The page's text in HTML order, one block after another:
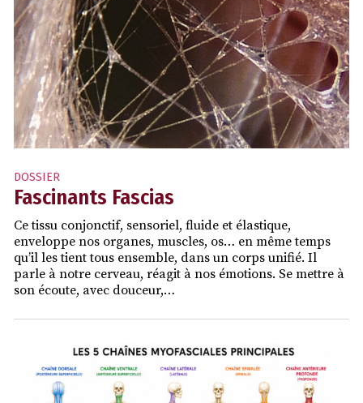
DOSSIER
Fascinants Fascias
Ce tissu conjonctif, sensoriel, fluide et élastique,
enveloppe nos organes, muscles, os… en même temps
qu’il les tient tous ensemble, dans un corps unifié. Il
parle à notre cerveau, réagit à nos émotions. Se mettre à
son écoute, avec douceur,…